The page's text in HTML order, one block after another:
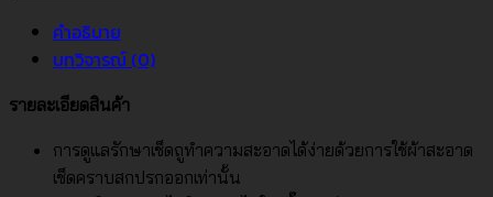
คำอธิบาย
บทวิจารณ์ (0)
รายละเอียดสินค้า
การดูแลรักษาเช็ดถูทำความสะอาดได้ง่ายด้วยการใช้ผ้าสะอาด
เช็ดคราบสกปรกออกเท่านั้น